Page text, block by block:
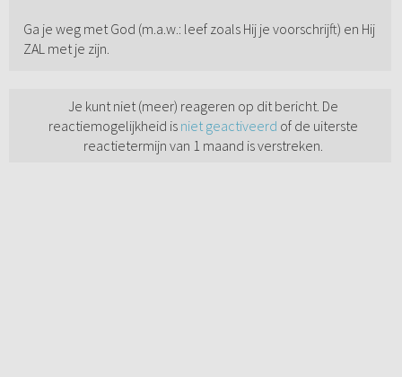
Ga je weg met God (m.a.w.: leef zoals Hij je voorschrijft) en Hij
ZAL met je zijn.
Je kunt niet (meer) reageren op dit bericht. De
reactiemogelijkheid is niet geactiveerd of de uiterste
reactietermijn van 1 maand is verstreken.